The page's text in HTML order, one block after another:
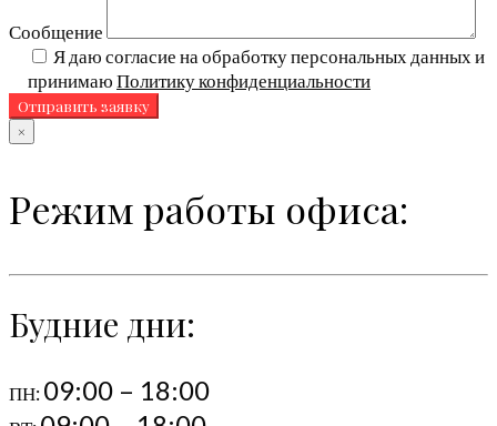
Сообщение
Я даю согласие на обработку персональных данных и
принимаюПолитику конфиденциальности
×
Режим работы офиса:
Будние дни:
ПН:09:00 – 18:00